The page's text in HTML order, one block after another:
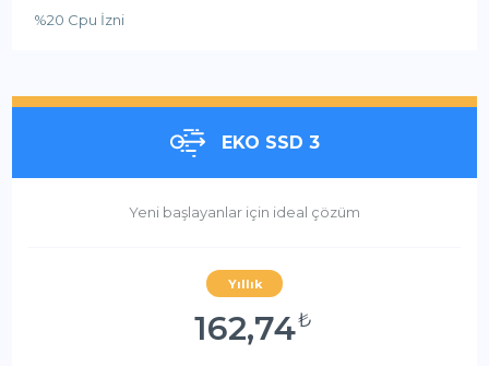
%20 Cpu İzni
EKO SSD 3
Yeni başlayanlar için ideal çözüm
Yıllık
₺
162,74